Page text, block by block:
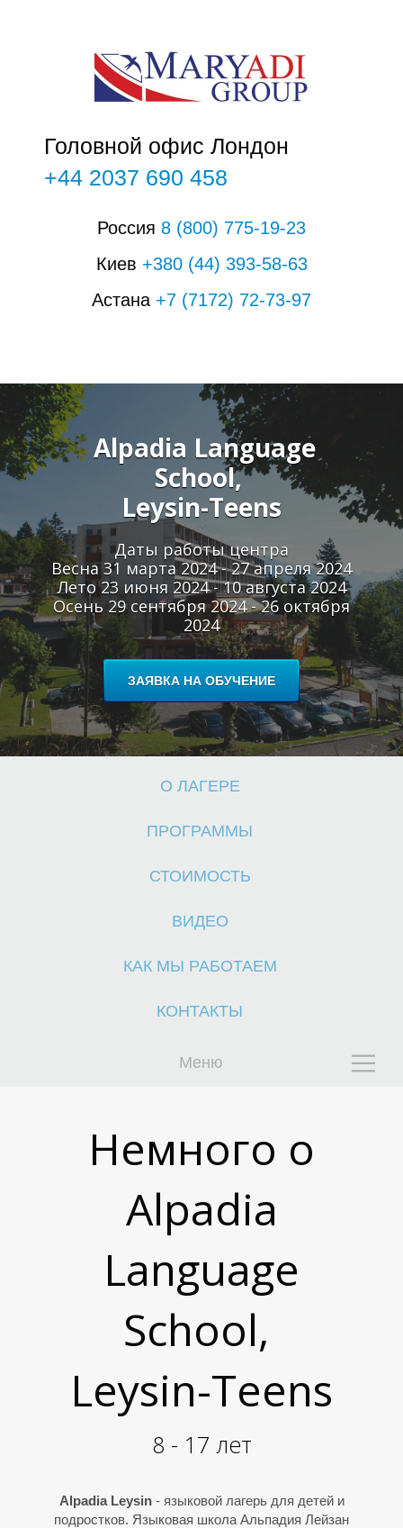
Головной офис Лондон
+44 2037 690 458
Россия 8 (800) 775-19-23
Киев +380 (44) 393-58-63
Астана +7 (7172) 72-73-97
Alpadia Language
School,
Leysin-Teens
Даты работы центра
Весна 31 марта 2024 - 27 апреля 2024
Лето 23 июня 2024 - 10 августа 2024
Осень 29 сентября 2024 - 26 октября
2024
ЗАЯВКА НА ОБУЧЕНИЕ
О ЛАГЕРЕ
ПРОГРАММЫ
СТОИМОСТЬ
ВИДЕО
КАК МЫ РАБОТАЕМ
КОНТАКТЫ
Меню
О
Л
А
Г
Немного о
Alpadia
Language
School,
Leysin-Teens
8 - 17 лет
Alpadia Leysin - языковой лагерь для детей и
подростков. Языковая школа Альпадия Лейзан